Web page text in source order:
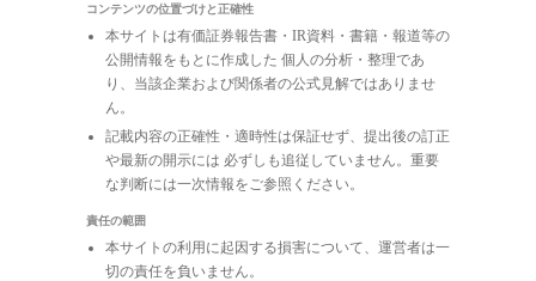
コンテンツの位置づけと正確性
本サイトは有価証券報告書・IR資料・書籍・報道等の
公開情報をもとに作成した 個人の分析・整理であ
り、当該企業および関係者の公式見解ではありませ
ん。
記載内容の正確性・適時性は保証せず、提出後の訂正
や最新の開示には 必ずしも追従していません。重要
な判断には一次情報をご参照ください。
責任の範囲
本サイトの利用に起因する損害について、運営者は一
切の責任を負いません。